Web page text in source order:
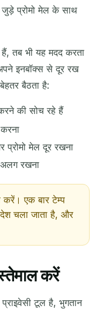
प्रोमो मेल के साथ
तब भी यह मदद करता
इनबॉक्स से दूर रख
बैठता है:
की सोच रहे हैं
मेल दूर रखना
रखना
एक बार टेम्प
चला जाता है, और
करें
टूल है, भुगतान